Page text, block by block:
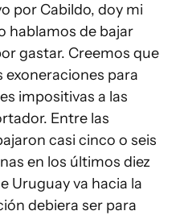
por Cabildo, doy mi
hablamos de bajar
gastar. Creemos que
exoneraciones para
impositivas a las
Entre las
casi cinco o seis
en los últimos diez
Uruguay va hacia la
debiera ser para